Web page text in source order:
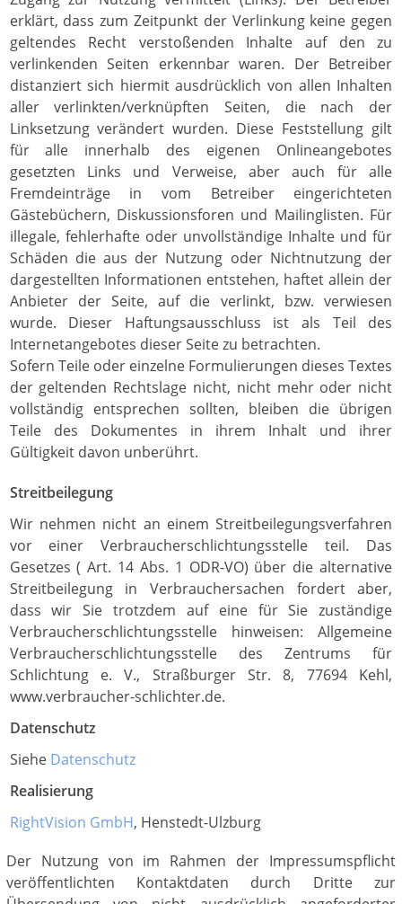
erklärt, dass zum Zeitpunkt der Verlinkung keine gegen
geltendes Recht verstoßenden Inhalte auf den zu
verlinkenden Seiten erkennbar waren. Der Betreiber
distanziert sich hiermit ausdrücklich von allen Inhalten
aller verlinkten/verknüpften Seiten, die nach der
Linksetzung verändert wurden. Diese Feststellung gilt
für alle innerhalb des eigenen Onlineangebotes
gesetzten Links und Verweise, aber auch für alle
Fremdeinträge in vom Betreiber eingerichteten
Gästebüchern, Diskussionsforen und Mailinglisten. Für
illegale, fehlerhafte oder unvollständige Inhalte und für
Schäden die aus der Nutzung oder Nichtnutzung der
dargestellten Informationen entstehen, haftet allein der
Anbieter der Seite, auf die verlinkt, bzw. verwiesen
wurde. Dieser Haftungsausschluss ist als Teil des
Internetangebotes dieser Seite zu betrachten.
Sofern Teile oder einzelne Formulierungen dieses Textes
der geltenden Rechtslage nicht, nicht mehr oder nicht
vollständig entsprechen sollten, bleiben die übrigen
Teile des Dokumentes in ihrem Inhalt und ihrer
Gültigkeit davon unberührt.
Streitbeilegung
Wir nehmen nicht an einem Streitbeilegungsverfahren
vor einer Verbraucherschlichtungsstelle teil. Das
Gesetzes ( Art. 14 Abs. 1 ODR-VO) über die alternative
Streitbeilegung in Verbrauchersachen fordert aber,
dass wir Sie trotzdem auf eine für Sie zuständige
Verbraucherschlichtungsstelle hinweisen: Allgemeine
Verbraucherschlichtungsstelle des Zentrums für
Schlichtung e. V., Straßburger Str. 8, 77694 Kehl,
www.verbraucher-schlichter.de.
Datenschutz
Siehe Datenschutz
Realisierung
RightVision GmbH, Henstedt-Ulzburg
Der Nutzung von im Rahmen der Impressumspflicht
veröffentlichten Kontaktdaten durch Dritte zur